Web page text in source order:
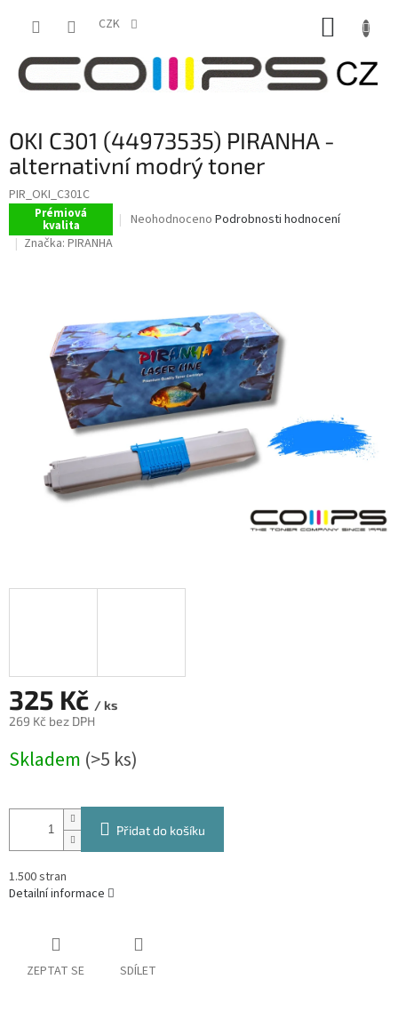
CZK
OKI C301 (44973535) PIRANHA -
alternativní modrý toner
PIR_OKI_C301C
Prémiová
kvalita
Průměrné
5
hvězdiček.
Neohodnoceno Podrobnosti hodnocení
Značka: PIRANHA
325 Kč / ks
269 Kč bez DPH
cena:
Skladem (>5 ks)
Přidat do košíku
1.500 stran
Detailní informace
ZEPTAT SE SDÍLET